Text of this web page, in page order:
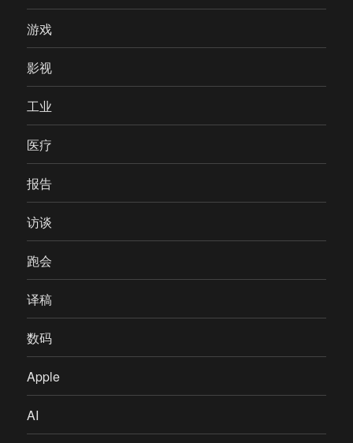
游戏
影视
工业
医疗
报告
访谈
跑会
译稿
数码
Apple
AI